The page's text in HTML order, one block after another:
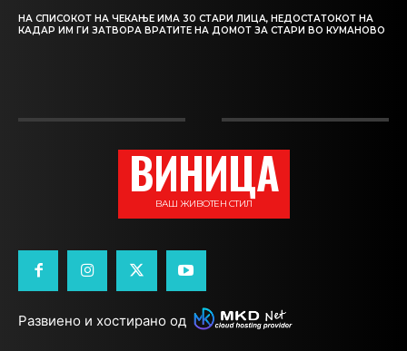
НА СПИСОКОТ НА ЧЕКАЊЕ ИМА 30 СТАРИ ЛИЦА, НЕДОСТАТОКОТ НА
КАДАР ИМ ГИ ЗАТВОРА ВРАТИТЕ НА ДОМОТ ЗА СТАРИ ВО КУМАНОВО
ВИНИЦА
ВАШ ЖИВОТЕН СТИЛ
Развиено и хостирано од